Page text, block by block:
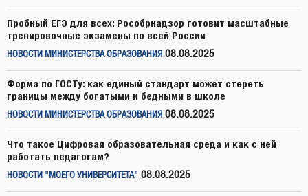
Пробный ЕГЭ для всех: Рособрнадзор готовит масштабные
тренировочные экзамены по всей России
НОВОСТИ МИНИСТЕРСТВА ОБРАЗОВАНИЯ 08.08.2025
Форма по ГОСТу: как единый стандарт может стереть
границы между богатыми и бедными в школе
НОВОСТИ МИНИСТЕРСТВА ОБРАЗОВАНИЯ 08.08.2025
Что такое Цифровая образовательная среда и как с ней
работать педагогам?
НОВОСТИ "МОЕГО УНИВЕРСИТЕТА" 08.08.2025